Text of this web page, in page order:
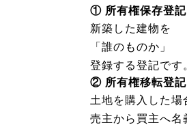
① 所有権保存登記
新築した建物を
「誰のものか」
登録する登記です
② 所有権移転登記
土地を購入した場
売主から買主へ名